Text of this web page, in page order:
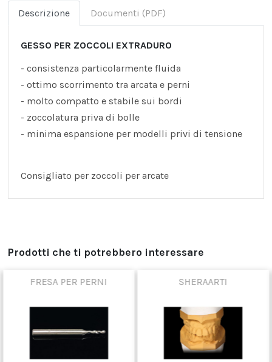
Descrizione Documenti (PDF)
GESSO PER ZOCCOLI EXTRADURO
- consistenza particolarmente fluida
- ottimo scorrimento tra arcata e perni
- molto compatto e stabile sui bordi
- zoccolatura priva di bolle
- minima espansione per modelli privi di tensione
Consigliato per zoccoli per arcate
Prodotti che ti potrebbero interessare
FRESA PER PERNI SHERAARTI